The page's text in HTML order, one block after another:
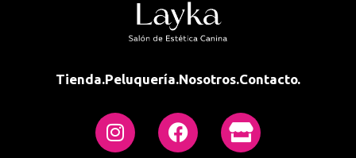
Tienda.Peluquería.Nosotros.Contacto.